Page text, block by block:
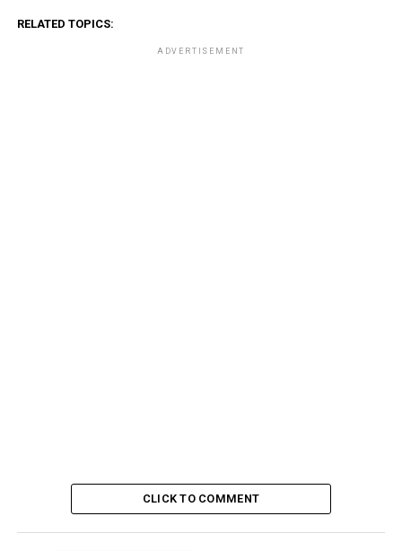
RELATED TOPICS:
ADVERTISEMENT
CLICK TO COMMENT